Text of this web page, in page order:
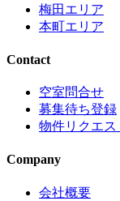
梅田エリア
本町エリア
Contact
空室問合せ
募集待ち登録
物件リクエス
Company
会社概要